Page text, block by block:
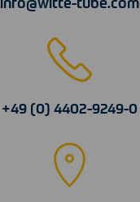
+49 (0) 4402-9249-0